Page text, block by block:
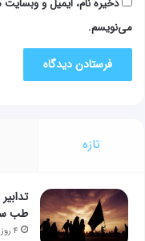
ذخیره نام، ایمیل و وبسایت
می‌نویسم.
تازه
طب
۴ روز پیش